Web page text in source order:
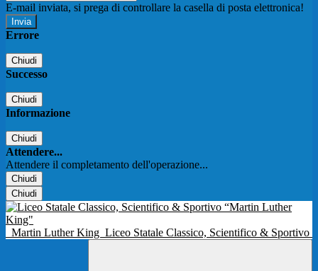
E-mail inviata, si prega di controllare la casella di posta elettronica!
Errore
Chiudi
Successo
Chiudi
Informazione
Chiudi
Attendere...
Attendere il completamento dell'operazione...
Chiudi
Chiudi
Martin Luther King Liceo Statale Classico, Scientifico & Sportivo